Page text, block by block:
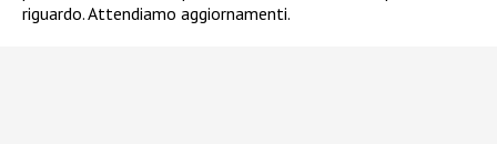
riguardo. Attendiamo aggiornamenti.